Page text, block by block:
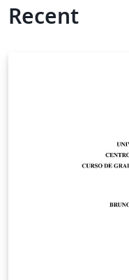
Recent